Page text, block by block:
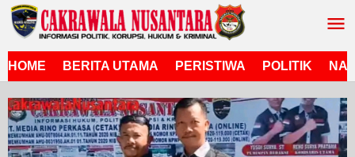
Lewati
ke
HOME
BERITA UTAMA PERISTIWA POLITIK